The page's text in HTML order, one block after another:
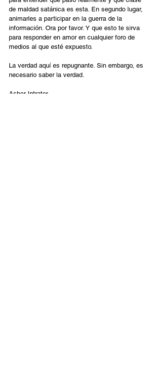
de maldad satánica es esta. En segundo lugar,
animarles a participar en la guerra de la
información. Ora por favor. Y que esto te sirva
para responder en amor en cualquier foro de
medios al que esté expuesto.
La verdad aquí es repugnante. Sin embargo, es
necesario saber la verdad.
Asher Intrater